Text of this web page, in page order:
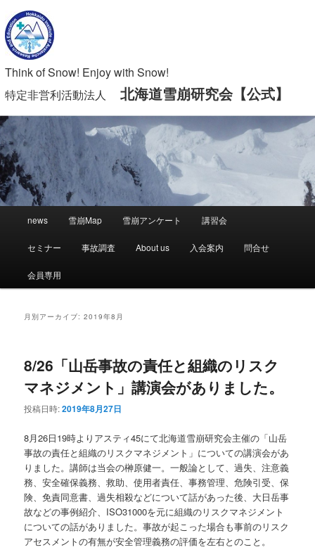
Think of Snow! Enjoy with Snow!
特定非営利活動法人
北海道雪崩研究会【公式】
ュ
メ
イ
ン
コ
テ
ン
ツ
へ
移
動
サ
ブ
コ
ン
ン
ツ
へ
移
動
news 雪崩Map 雪崩アンケート 講習会
セミナー 事故調査 About us 入会案内 問合せ
会員専用
月別アーカイブ:2019年8月
8/26「山岳事故の責任と組織のリスク
マネジメント」講演会がありました。
投稿日時:2019年8月27日
8月26日19時よりアスティ45にて北海道雪崩研究会主催の「山岳
事故の責任と組織のリスクマネジメント」についての講演会があ
りました。講師は当会の榊原健一。一般論として、過失、注意義
務、安全確保義務、救助、使用者責任、事務管理、危険引受、保
険、免責同意書、過失相殺などについて話があった後、大日岳事
故などの事例紹介、ISO31000を元に組織のリスクマネジメント
についての話がありました。事故が起こった場合も事前のリスク
アセスメントの有無が安全管理義務の評価を左右とのこと。